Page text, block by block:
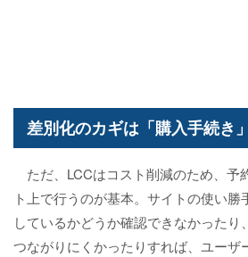
差別化のカギは「購入手続き
ただ、LCCはコスト削減のため、予
ト上で行うのが基本。サイトの使い勝
しているかどうか確認できなかったり
つながりにくかったりすれば、ユーザ